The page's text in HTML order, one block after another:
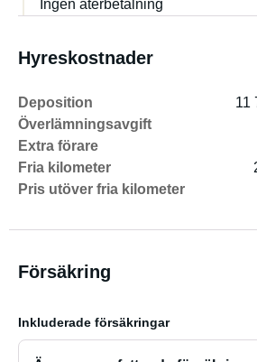
Ingen återbetalning
Hyreskostnader
Deposition
11
Överlämningsavgift
Extra förare
Fria kilometer
Pris utöver fria kilometer
Försäkring
Inkluderade försäkringar